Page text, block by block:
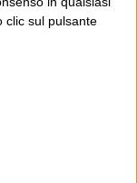
clic sul pulsante